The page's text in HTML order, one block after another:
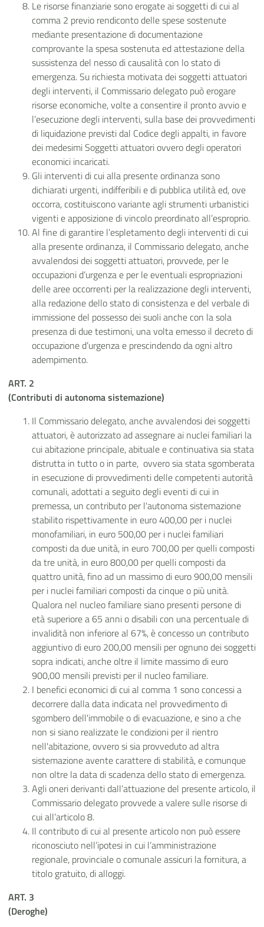
Le risorse finanziarie sono erogate ai soggetti di cui al
comma 2 previo rendiconto delle spese sostenute
mediante presentazione di documentazione
comprovante la spesa sostenuta ed attestazione della
sussistenza del nesso di causalità con lo stato di
emergenza. Su richiesta motivata dei soggetti attuatori
degli interventi, il Commissario delegato può erogare
risorse economiche, volte a consentire il pronto avvio e
l’esecuzione degli interventi, sulla base dei provvedimenti
di liquidazione previsti dal Codice degli appalti, in favore
dei medesimi Soggetti attuatori ovvero degli operatori
economici incaricati.
Gli interventi di cui alla presente ordinanza sono
dichiarati urgenti, indifferibili e di pubblica utilità ed, ove
occorra, costituiscono variante agli strumenti urbanistici
vigenti e apposizione di vincolo preordinato all’esproprio.
Al fine di garantire l’espletamento degli interventi di cui
alla presente ordinanza, il Commissario delegato, anche
avvalendosi dei soggetti attuatori, provvede, per le
occupazioni d’urgenza e per le eventuali espropriazioni
delle aree occorrenti per la realizzazione degli interventi,
alla redazione dello stato di consistenza e del verbale di
immissione del possesso dei suoli anche con la sola
presenza di due testimoni, una volta emesso il decreto di
occupazione d’urgenza e prescindendo da ogni altro
adempimento.
ART. 2
(Contributi di autonoma sistemazione)
Il Commissario delegato, anche avvalendosi dei soggetti
attuatori, è autorizzato ad assegnare ai nuclei familiari la
cui abitazione principale, abituale e continuativa sia stata
distrutta in tutto o in parte, ovvero sia stata sgomberata
in esecuzione di provvedimenti delle competenti autorità
comunali, adottati a seguito degli eventi di cui in
premessa, un contributo per l'autonoma sistemazione
stabilito rispettivamente in euro 400,00 per i nuclei
monofamiliari, in euro 500,00 per i nuclei familiari
composti da due unità, in euro 700,00 per quelli composti
da tre unità, in euro 800,00 per quelli composti da
quattro unità, fino ad un massimo di euro 900,00 mensili
per i nuclei familiari composti da cinque o più unità.
Qualora nel nucleo familiare siano presenti persone di
età superiore a 65 anni o disabili con una percentuale di
invalidità non inferiore al 67%, è concesso un contributo
aggiuntivo di euro 200,00 mensili per ognuno dei soggetti
sopra indicati, anche oltre il limite massimo di euro
900,00 mensili previsti per il nucleo familiare.
I benefici economici di cui al comma 1 sono concessi a
decorrere dalla data indicata nel provvedimento di
sgombero dell'immobile o di evacuazione, e sino a che
non si siano realizzate le condizioni per il rientro
nell'abitazione, ovvero si sia provveduto ad altra
sistemazione avente carattere di stabilità, e comunque
non oltre la data di scadenza dello stato di emergenza.
Agli oneri derivanti dall’attuazione del presente articolo, il
Commissario delegato provvede a valere sulle risorse di
cui all’articolo 8.
Il contributo di cui al presente articolo non può essere
riconosciuto nell’ipotesi in cui l’amministrazione
regionale, provinciale o comunale assicuri la fornitura, a
titolo gratuito, di alloggi.
ART. 3
(Deroghe)